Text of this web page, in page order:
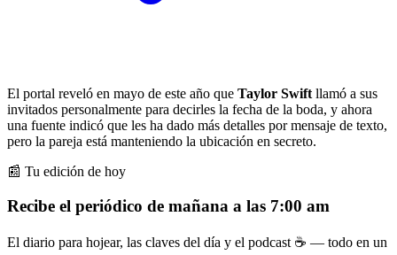
El portal reveló en mayo de este año que Taylor Swift llamó a sus
invitados personalmente para decirles la fecha de la boda, y ahora
una fuente indicó que les ha dado más detalles por mensaje de texto,
pero la pareja está manteniendo la ubicación en secreto.
📰 Tu edición de hoy
Recibe el periódico de mañana a las 7:00 am
El diario para hojear, las claves del día y el podcast ☕ — todo en un